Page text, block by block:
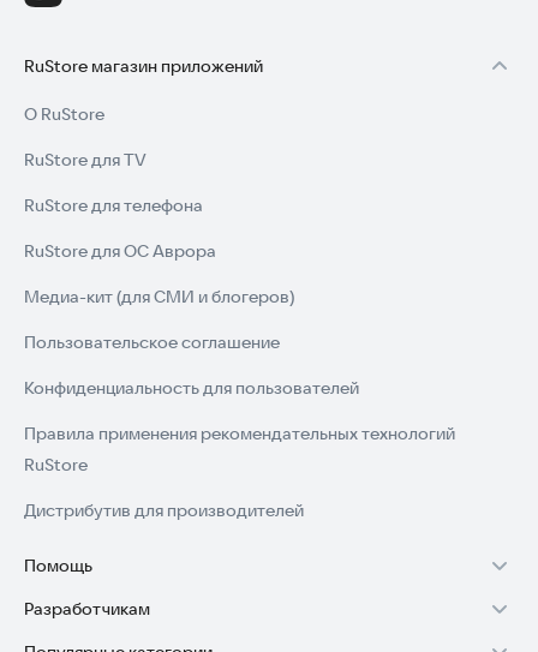
RuStore магазин приложений
О RuStore
RuStore для TV
RuStore для телефона
RuStore для ОС Аврора
Медиа-кит (для СМИ и блогеров)
Пользовательское соглашение
Конфиденциальность для пользователей
Правила применения рекомендательных технологий
RuStore
Дистрибутив для производителей
Помощь
Установка RuStore на TV
Разработчикам